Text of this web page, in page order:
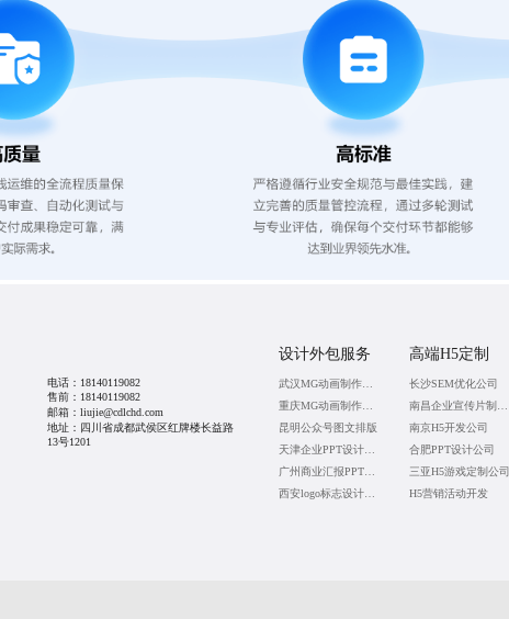
电话： 18140119082
售前： 18140119082
邮箱：liujie@cdlchd.com
地址：四川省成都武侯区红牌楼长益路
13号1201
设计外包服务
武汉MG动画制作公司
重庆MG动画制作公司
昆明公众号图文排版
天津企业PPT设计公司
广州商业汇报PPT代做
西安logo标志设计公司
高端H5定制
长沙SEM优化公司
南京H5开发公司
合肥PPT设计公司
三亚H5游戏定制公司
H5营销活动开发